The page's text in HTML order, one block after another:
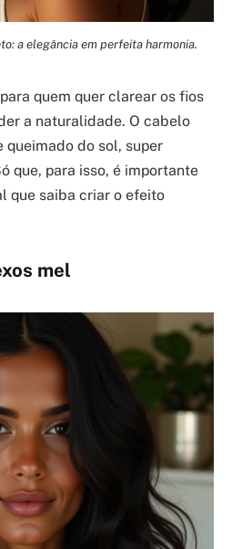
a elegância em perfeita harmonia.
quem quer clarear os fios
a naturalidade. O cabelo
do sol, super
que, para isso, é importante
que saiba criar o efeito
mel